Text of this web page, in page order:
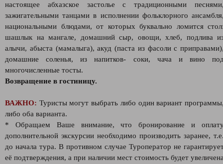
настоящее абхазское застолье с традиционными
зажигательными танцами в исполнении фольклорного
национальными блюдами, от которых буквально ломится
шашлык на мангале, домашний сыр, овощи, хлеб, подлива
алычи, абыста (мамалыга), акуд (паста из фасоли с
домашние соленья, из напитков- соки, чача и вино
многочисленные тосты.
Возвращение в гостиницу.
ВАЖНО: Туристы могут выбрать либо один вариант
либо оба варианта.
* Обращаем Ваше внимание, что бронирование и
дополнительной экскурсии необходимо производить заранее,
до начала тура. В противном случае Туроператор не
её подтверждения, а при наличии мест стоимость будет